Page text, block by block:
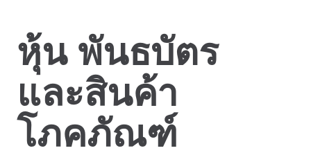
หุ้น พันธบัตร
และสินค้า
โภคภัณฑ์